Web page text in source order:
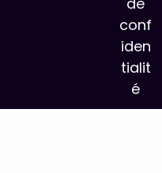
de
conf
iden
tialit
é